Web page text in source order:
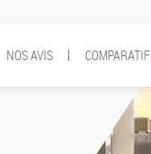
NOS AVIS COMPARATIF